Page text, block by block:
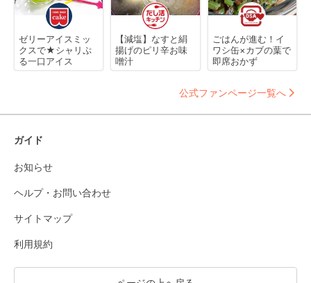
ゼリーアイスミッ
クスで★シャリぷ
る一口アイス
【減塩】なすと絹
揚げのピリ辛お味
噌汁
ごはんが進む！イ
ワシ缶×カブの葉で
即席おかず
公式ファンページ一覧へ
ガイド
お知らせ
ヘルプ・お問い合わせ
サイトマップ
利用規約